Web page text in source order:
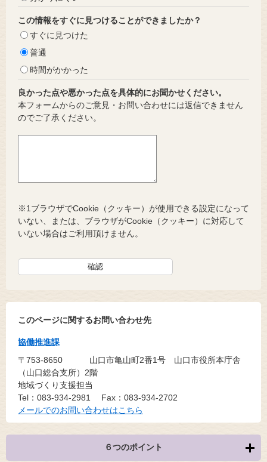
この情報をすぐに見つけることができましたか？
すぐに見つけた
普通
時間がかかった
良かった点や悪かった点を具体的にお聞かせください。
本フォームからのご意見・お問い合わせには返信できません
のでご了承ください。
※1ブラウザでCookie（クッキー）が使用できる設定になって
いない、または、ブラウザがCookie（クッキー）に対応して
いない場合はご利用頂けません。
このページに関するお問い合わせ先
協働推進課
〒753-8650
山口市亀山町2番1号 山口市役所本庁舎
（山口総合支所）2階
地域づくり支援担当
Tel：083-934-2981
Fax：083-934-2702
メールでのお問い合わせはこちら
６つのポイント